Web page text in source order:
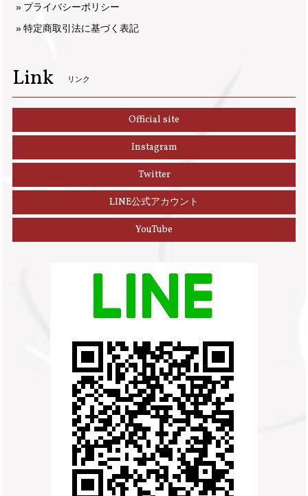
プライバシーポリシー
特定商取引法に基づく表記
Link リンク
Official site
Instagram
Twitter
LINE公式アカウント
YouTube